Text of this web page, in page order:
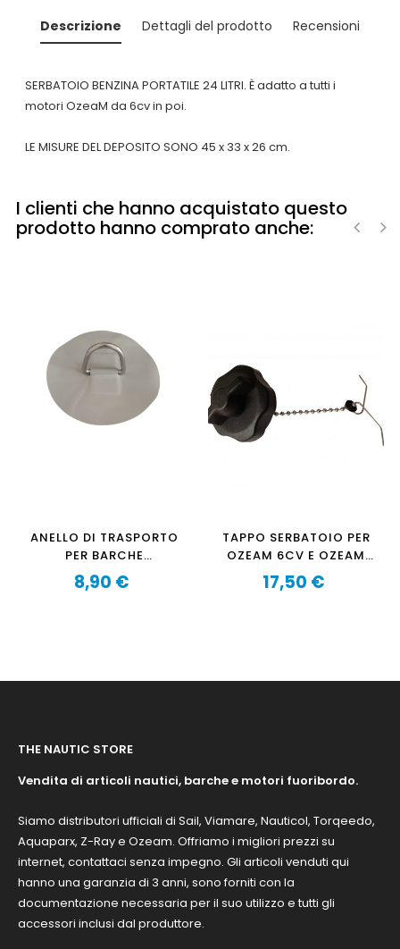
Descrizione Dettagli del prodotto Recensioni
SERBATOIO BENZINA PORTATILE 24 LITRI. È adatto a tutti i
motori OzeaM da 6cv in poi.
LE MISURE DEL DEPOSITO SONO 45 x 33 x 26 cm.
I clienti che hanno acquistato questo
prodotto hanno comprato anche:
ANELLO DI TRASPORTO
PER BARCHE
PNEUMATICHE,
MANIGLIA DI TRAINO -
Prezzo
8,90 €
TAPPO SERBATOIO PER
OZEAM 6CV E OZEAM
8CV
Prezzo
17,50 €
THE NAUTIC STORE
Vendita di articoli nautici, barche e motori fuoribordo.
Siamo distributori ufficiali di Sail, Viamare, Nauticol, Torqeedo,
Aquaparx, Z-Ray e Ozeam. Offriamo i migliori prezzi su
internet, contattaci senza impegno. Gli articoli venduti qui
hanno una garanzia di 3 anni, sono forniti con la
documentazione necessaria per il suo utilizzo e tutti gli
accessori inclusi dal produttore.